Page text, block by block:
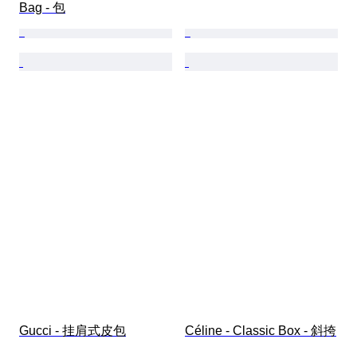
Bag - 包
Gucci - 挂肩式皮包
Céline - Classic Box - 斜挎